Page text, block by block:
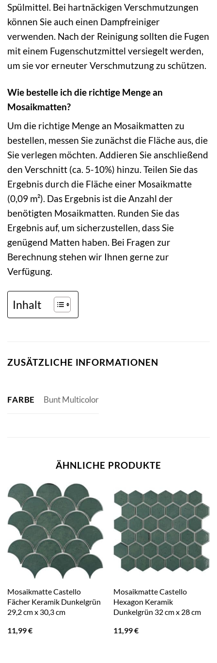
Spülmittel. Bei hartnäckigen Verschmutzungen
können Sie auch einen Dampfreiniger
verwenden. Nach der Reinigung sollten die Fugen
mit einem Fugenschutzmittel versiegelt werden,
um sie vor erneuter Verschmutzung zu schützen.
Wie bestelle ich die richtige Menge an
Mosaikmatten?
Um die richtige Menge an Mosaikmatten zu
bestellen, messen Sie zunächst die Fläche aus, die
Sie verlegen möchten. Addieren Sie anschließend
den Verschnitt (ca. 5-10%) hinzu. Teilen Sie das
Ergebnis durch die Fläche einer Mosaikmatte
(0,09 m²). Das Ergebnis ist die Anzahl der
benötigten Mosaikmatten. Runden Sie das
Ergebnis auf, um sicherzustellen, dass Sie
genügend Matten haben. Bei Fragen zur
Berechnung stehen wir Ihnen gerne zur
Verfügung.
Inhalt
ZUSÄTZLICHE INFORMATIONEN
FARBE Bunt Multicolor
ÄHNLICHE PRODUKTE
Mosaikmatte Castello
Fächer Keramik Dunkelgrün
29,2 cm x 30,3 cm
11,99€
Mosaikmatte Castello
Hexagon Keramik
Dunkelgrün 32 cm x 28 cm
11,99€